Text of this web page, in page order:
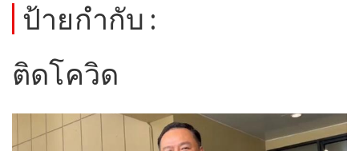
ป้ายกำกับ :
ติดโควิด